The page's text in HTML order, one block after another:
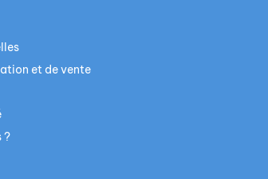
et de vente
?